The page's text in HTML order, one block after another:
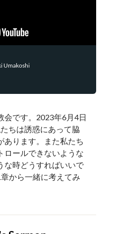
Umakoshi
会です。2023年6月4日
ちは誘惑にあって脇
あります。また私たち
ロールできないような
な時どうすればいいで
から一緒に考えてみ